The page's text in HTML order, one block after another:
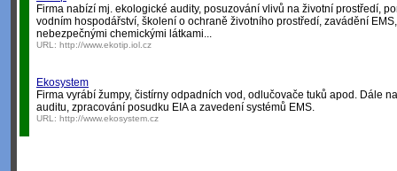
Firma nabízí mj. ekologické audity, posuzování vlivů na životní prostředí,
vodním hospodářství, školení o ochraně životního prostředí, zavádění
nebezpečnými chemickými látkami...
URL: http://www.ekotip.iol.cz
Ekosystem
Firma vyrábí žumpy, čistírny odpadních vod, odlučovače tuků apod. Dále
auditu, zpracování posudku EIA a zavedení systémů EMS.
URL: http://www.ekosystem.cz